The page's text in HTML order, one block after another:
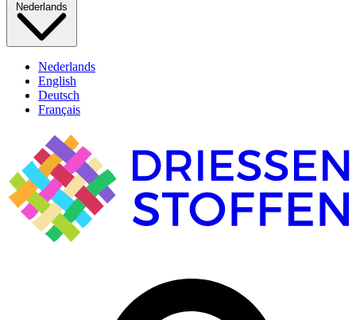
Nederlands
Nederlands
English
Deutsch
Français